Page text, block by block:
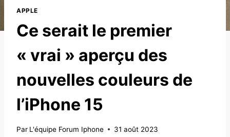
APPLE
Ce serait le premier
« vrai » aperçu des
nouvelles couleurs de
l’iPhone 15
Par L'équipe Forum Iphone 31 août 2023